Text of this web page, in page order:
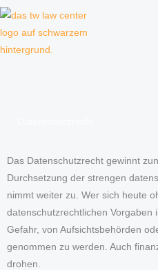
Zum
Das Datenschutzrecht gewinnt
Durchsetzung der strengen
nimmt weiter zu. Wer sich heute
datenschutzrechtlichen Vorgaben
Gefahr, von Aufsichtsbehörden
genommen zu werden. Auch
drohen.